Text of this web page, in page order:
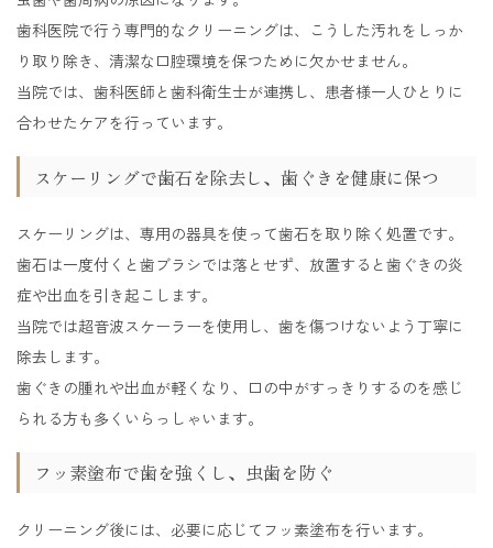
歯科医院で行う専門的なクリーニングは、こうした汚れをしっか
り取り除き、清潔な口腔環境を保つために欠かせません。
当院では、歯科医師と歯科衛生士が連携し、患者様一人ひとりに
合わせたケアを行っています。
スケーリングで歯石を除去し、歯ぐきを健康に保つ
スケーリングは、専用の器具を使って歯石を取り除く処置です。
歯石は一度付くと歯ブラシでは落とせず、放置すると歯ぐきの炎
症や出血を引き起こします。
当院では超音波スケーラーを使用し、歯を傷つけないよう丁寧に
除去します。
歯ぐきの腫れや出血が軽くなり、口の中がすっきりするのを感じ
られる方も多くいらっしゃいます。
フッ素塗布で歯を強くし、虫歯を防ぐ
クリーニング後には、必要に応じてフッ素塗布を行います。